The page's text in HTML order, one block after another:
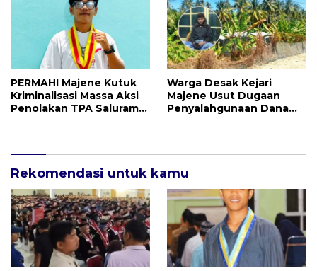
PERMAHI Majene Kutuk
Kriminalisasi Massa Aksi
Penolakan TPA Saluramo,
Warga Desak Kejari
Majene Usut Dugaan
Penyalahgunaan Dana
Rekomendasi untuk kamu